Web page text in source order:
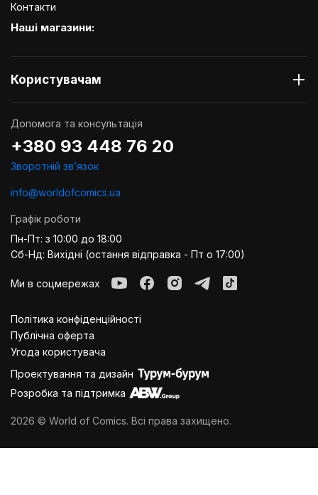
Контакти
Наші магазини:
Користувачам
Допомога та консультація
+380 93 448 76 20
Зворотній звʼязок
info@worldofcomics.ua
Графік роботи
Пн-Пт: з 10:00 до 18:00
Сб-Нд: Вихідні (остання відправка - Пт о 17:00)
Ми в соцмережах
Політика конфіденційності
Публiчна оферта
Угода користувача
Проектування та дизайн
Розробка та підтримка
2026 © World of Comics. Всі права захищено.